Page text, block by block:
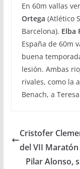
En 60m vallas
Ortega (Atlético
Barcelona). Elba
España de 60m
buena
lesión. Ambas
rivales, como la
Benach, a
Cristofer
del VII
Pilar Alonso,